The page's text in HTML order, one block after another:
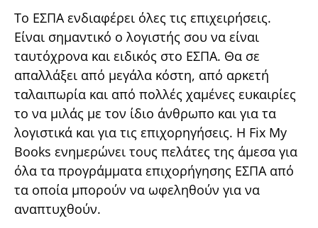
Το ΕΣΠΑ ενδιαφέρει όλες τις επιχειρήσεις.
Είναι σημαντικό ο λογιστής σου να είναι
ταυτόχρονα και ειδικός στο ΕΣΠΑ. Θα σε
απαλλάξει από μεγάλα κόστη, από αρκετή
ταλαιπωρία και από πολλές χαμένες ευκαιρίες
το να μιλάς με τον ίδιο άνθρωπο και για τα
λογιστικά και για τις επιχορηγήσεις. Η Fix My
Books ενημερώνει τους πελάτες της άμεσα για
όλα τα προγράμματα επιχορήγησης ΕΣΠΑ από
τα οποία μπορούν να ωφεληθούν για να
αναπτυχθούν.